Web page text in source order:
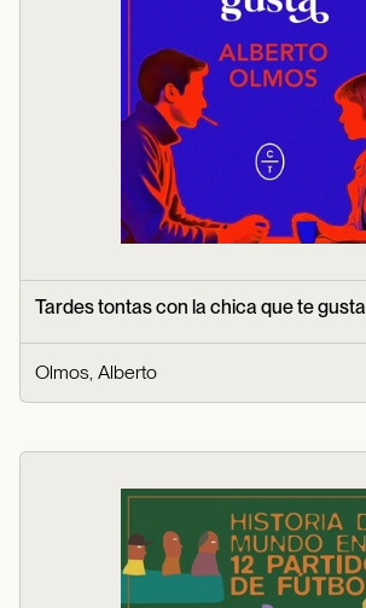
Tardes tontas con la chica que te gusta
Olmos, Alberto